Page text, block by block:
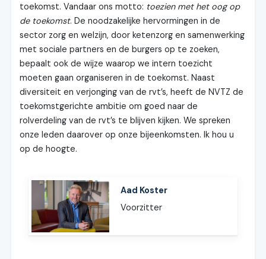
toekomst. Vandaar ons motto: toezien met het oog op
de toekomst. De noodzakelijke hervormingen in de
sector zorg en welzijn, door ketenzorg en samenwerking
met sociale partners en de burgers op te zoeken,
bepaalt ook de wijze waarop we intern toezicht
moeten gaan organiseren in de toekomst. Naast
diversiteit en verjonging van de rvt’s, heeft de NVTZ de
toekomstgerichte ambitie om goed naar de
rolverdeling van de rvt’s te blijven kijken. We spreken
onze leden daarover op onze bijeenkomsten. Ik hou u
op de hoogte.
Aad Koster
Voorzitter